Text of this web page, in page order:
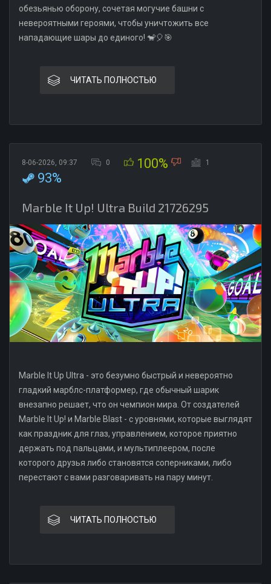
обезьянью оборону, сочетая могучие башни с
невероятными героями, чтобы уничтожить все
нападающие шары до единого! 🐒🎈🎯
ЧИТАТЬ ПОЛНОСТЬЮ
8-06-2026, 09:37 0 100% 1
93%
Marble It Up! Ultra Build 21726295
Marble It Up Ultra - это безумно быстрый и невероятно
гладкий марблс-платформер, где обычный шарик
внезапно решает, что он чемпион мира. От создателей
Marble It Up! и Marble Blast - с уровнями, которые выглядят
как праздник для глаз, управлением, которое приятно
держать под пальцами, и мультиплеером, после
которого друзья либо становятся соперниками, либо
перестают с вами разговаривать на пару минут.
ЧИТАТЬ ПОЛНОСТЬЮ